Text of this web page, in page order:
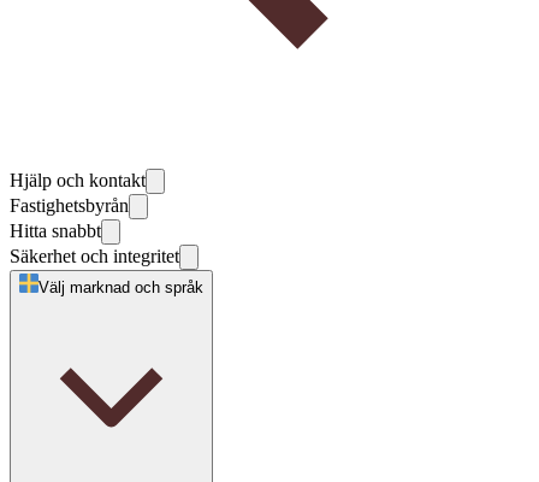
Hjälp och kontakt
Fastighetsbyrån
Hitta snabbt
Säkerhet och integritet
Välj marknad och språk